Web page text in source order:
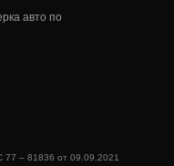
авто по
– 81836 от 09.09.2021